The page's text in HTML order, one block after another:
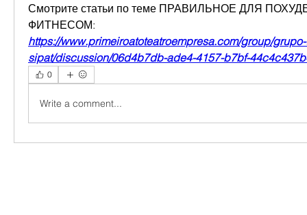
Смотрите статьи по теме ПРАВИЛЬНОЕ ДЛЯ
ФИТНЕСОМ:
https://www.primeiroatoteatroempresa.com/group/
sipat/discussion/06d4b7db-ade4-4157-b7bf-
0
Write a comment...